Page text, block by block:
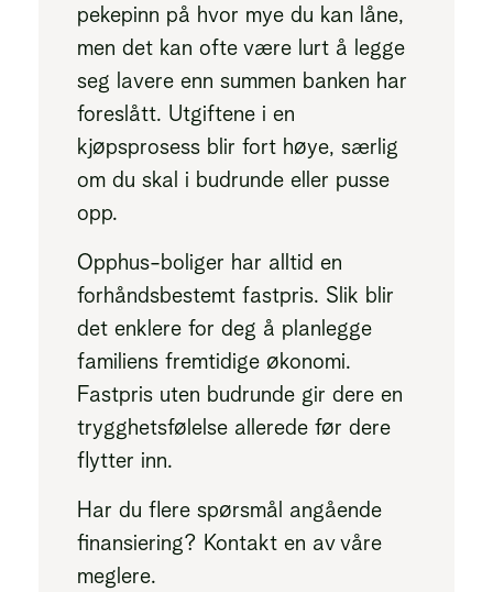
pekepinn på hvor mye du kan låne,
men det kan ofte være lurt å legge
seg lavere enn summen banken har
foreslått. Utgiftene i en
kjøpsprosess blir fort høye, særlig
om du skal i budrunde eller pusse
opp.
Opphus-boliger har alltid en
forhåndsbestemt fastpris. Slik blir
det enklere for deg å planlegge
familiens fremtidige økonomi.
Fastpris uten budrunde gir dere en
trygghetsfølelse allerede før dere
flytter inn.
Har du flere spørsmål angående
finansiering? Kontakt en av våre
meglere.